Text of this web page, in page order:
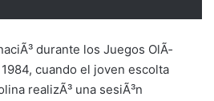
durante los Juegos OlÃ­
1984, cuando el joven escolta
realizÃ³ una sesiÃ³n